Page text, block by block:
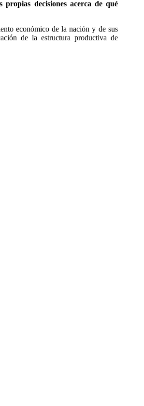
decisiones acerca de qué
económico de la nación y de sus
de la estructura productiva de